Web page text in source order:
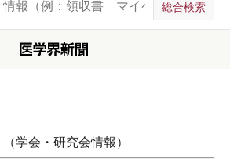
（学会・研究会情報）